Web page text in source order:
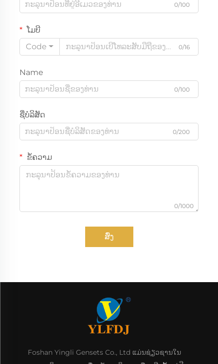
0/100
ໂມບີ
Code
0/16
Name
0/100
ຊື່ບໍລິສັດ
0/200
ຂໍ້ຄວາມ
0/1000
ສົ່ງ
Foshan Yingli Gensets Co., Ltd ແມ່ນຊ່ຽວຊານໃນ